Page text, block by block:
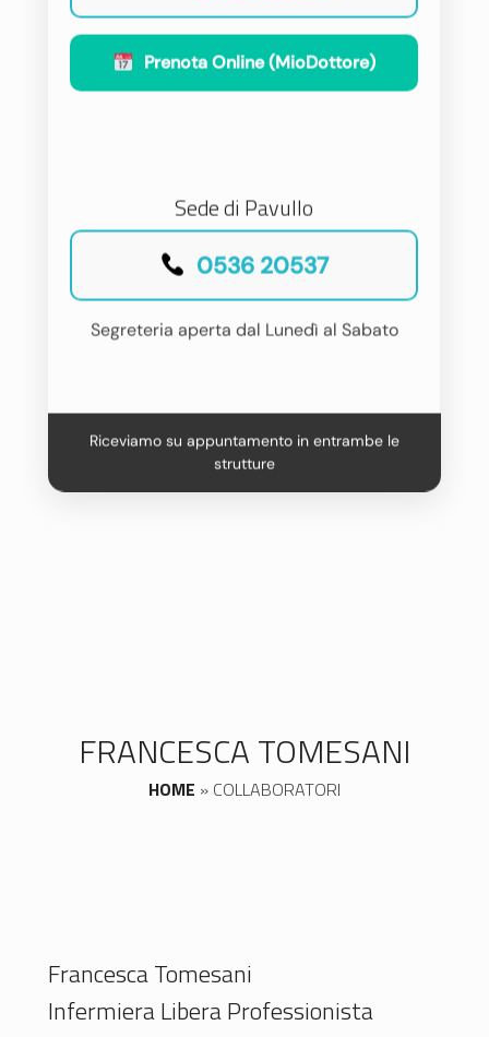
Prenota Online (MioDottore)
Sede di Pavullo
0536 20537
Segreteria aperta dal Lunedì al Sabato
Riceviamo su appuntamento in entrambe le
strutture
FRANCESCA TOMESANI
HOME » COLLABORATORI
Francesca Tomesani
Infermiera Libera Professionista